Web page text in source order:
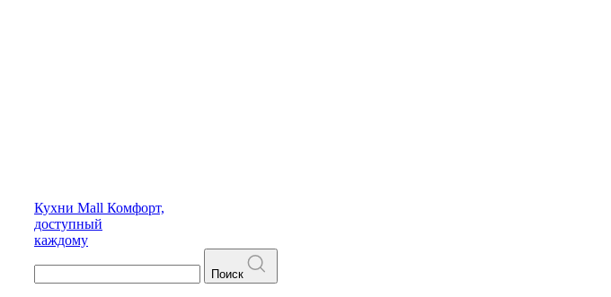
Кухни Mall Комфорт,
доступный
каждому
Поиск